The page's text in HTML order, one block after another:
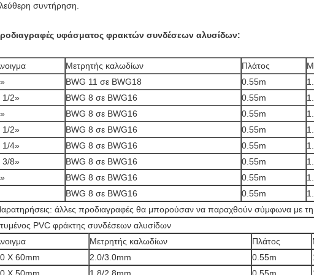
συντήρηση.
υφάσματος φρακτών συνδέσεων αλυσίδων:
Μετρητής καλωδίων Πλάτος
BWG 11 σε BWG18 0.55m
1/2»
BWG 8 σε BWG16 0.55m
BWG 8 σε BWG16 0.55m
1/2»
BWG 8 σε BWG16 0.55m
1/4»
BWG 8 σε BWG16 0.55m
3/8»
BWG 8 σε BWG16 0.55m
BWG 8 σε BWG16 0.55m
BWG 8 σε BWG16 0.55m
άλλες προδιαγραφές θα μπορούσαν να παραχθούν σύμφωνα με τη
PVC φράκτης συνδέσεων αλυσίδων
Μετρητής καλωδίων Πλάτος
X 60mm
2.0/3.0mm 0.55m